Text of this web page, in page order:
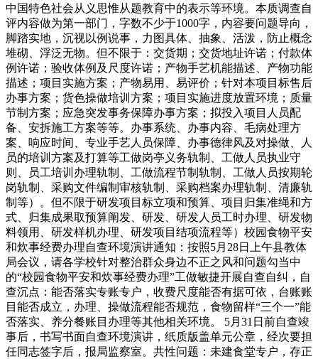
中国特色社会从义思惟从题教育中的表示等环境。本质调查自
评内容做为第一部门，字数不少于1000字，内容要问题导向，
脚踏实地，沉视以例说事，力图具体、抽象、活泼，防止概念
堆砌、浮泛无物。但不限于：交货期；交货地址许诺；付款体
例许诺；验收体例及尺度许诺；产物手艺机能描述、产物功能
描述；项目实施方案；产物易用、易评价；针对本项目标售后
办事方案；货色操做培训方案；项目实施进度放置环境；质量
节制方案；应急突发事务保障办事方案；拟投入项目人员配
备、安拆施工方案等等。办事系统、办事内容、毛病处理方
案、响应时间、专业手艺人员保障、办事德律风及对操做、人
员的培训方案及打算等工做岗亭义务轨制、工做人员执业守
则、员工培训办理轨制、工做流程节制轨制、工做人员按期轮
岗轨制、采购文件编制审核轨制、采购档案办理轨制、清廉轨
制等）。但不限于研发项目标立项和预算、项目归集准绳和方
式、归集成果取预算阐发、研发、研发人员工时办理、研发物
料领用、研发样机办理、研发项目结项流程等）校园食物平安
和炊事经费办理自查环境演讲通知：按照5月28日上午县教体
局会议，请各学校针对整治群众身边不正之风和问题勾当中
的“校园食物平安和炊事经费办理”工做敏捷开展自查自纠，自
查沉点：能否落实专账专户，收费尺度能否有据可依，台账账
目能否成立，办理、操做流程能否规范，食物留样“三个一”能
否落实、养分餐账目办理等其他相关环境。 5月31日前自查竣
事后，书写书面自查环境演讲，纸质版盖单元公章，经次要担
任同志签字后，报局监察室。共性问题：未建食堂专户，存正